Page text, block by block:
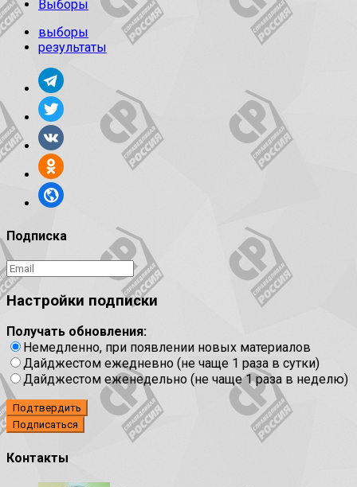
Выборы
выборы
результаты
Подписка
Настройки подписки
Получать обновления:
Немедленно, при появлении новых материалов
Дайджестом ежедневно (не чаще 1 раза в сутки)
Дайджестом еженедельно (не чаще 1 раза в неделю)
Подтвердить
Контакты